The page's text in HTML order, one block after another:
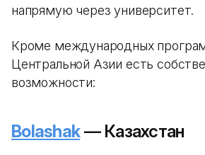
напрямую через университет.
Кроме международных
Центральной Азии есть
возможности:
Bolashak— Казахстан